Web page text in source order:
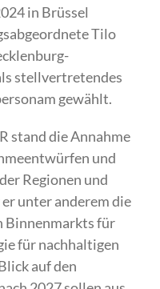
in Brüssel
Tilo
stellvertretendes
gewählt.
stand die Annahme
und
Regionen und
unter anderem die
Binnenmarkts für
für nachhaltigen
auf den